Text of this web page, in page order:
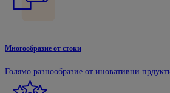
Многообразие от стоки
Голямо разнообразие от иновативни